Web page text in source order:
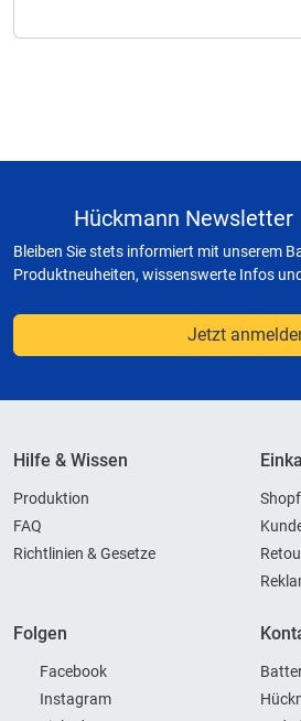
Hückmann Newsletter
Bleiben Sie stets informiert mit unserem
Produktneuheiten, wissenswerte Infos
Jetzt
Hilfe & Wissen
Produktion
FAQ
Richtlinien & Gesetze
Folgen
Facebook
Instagram